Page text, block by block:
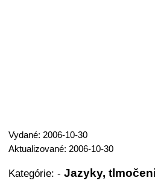
Vydané: 2006-10-30
Aktualizované: 2006-10-30
Kategórie: - Jazyky,